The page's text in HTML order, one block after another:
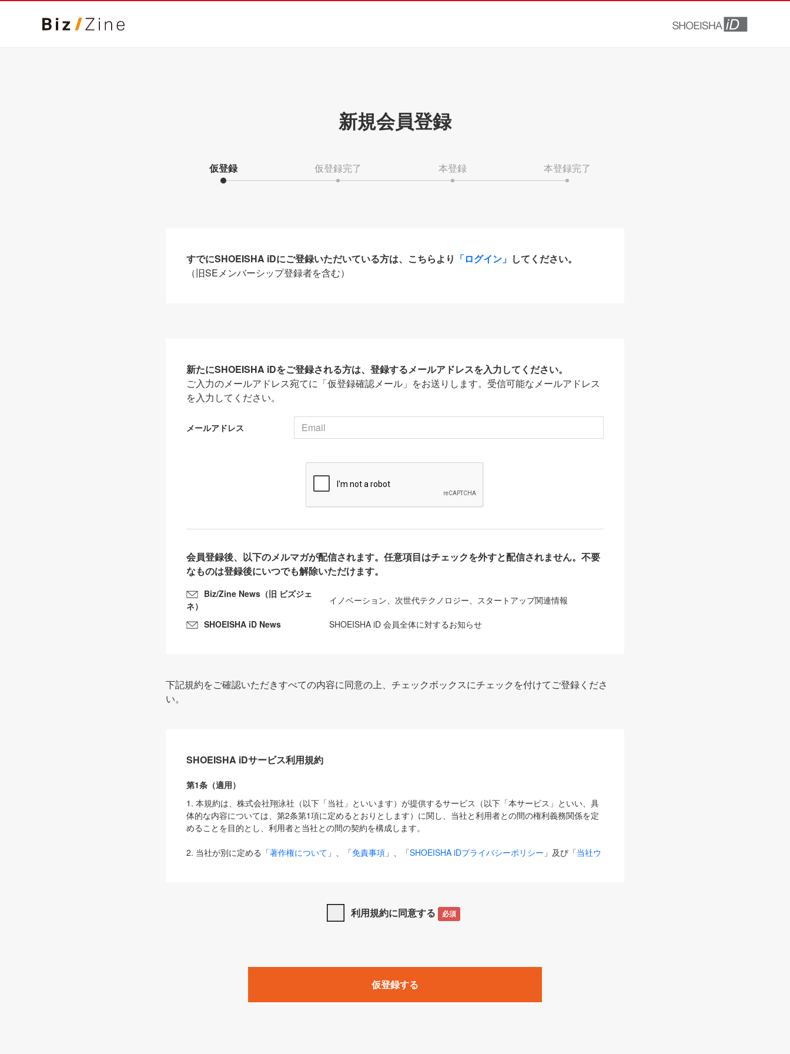
新規会員登録
仮登録 仮登録完了 本登録 本登録完了
すでにSHOEISHA iDにご登録いただいている方は、こちらより 「ログイン」 してください。
（旧SEメンバーシップ登録者を含む）
新たにSHOEISHA iDをご登録される方は、登録するメールアドレスを入力してください。
ご入力のメールアドレス宛てに「仮登録確認メール」をお送りします。受信可能なメールアドレス
を入力してください。
メールアドレス
会員登録後、以下のメルマガが配信されます。任意項目はチェックを外すと配信されません。不要
なものは登録後にいつでも解除いただけます。
Biz/Zine News（旧 ビズジェ
ネ）
イノベーション、次世代テクノロジー、スタートアップ関連情報
SHOEISHA iD News SHOEISHA iD 会員全体に対するお知らせ
下記規約をご確認いただきすべての内容に同意の上、チェックボックスにチェックを付けてご登録くださ
い。
SHOEISHA iDサービス利用規約
第1条（適用）
1. 本規約は、株式会社翔泳社（以下「当社」といいます）が提供するサービス（以下「本サービス」といい、具
体的な内容については、第2条第1項に定めるとおりとします）に関し、当社と利用者との間の権利義務関係を定
めることを目的とし、利用者と当社との間の契約を構成します。
2. 当社が別に定める「著作権について 」、「免責事項 」、「SHOEISHA iDプライバシーポリシー 」及び「当社ウ
は、本規約の規定が優先して適用されるものとします。
1. 「本サービス」とは、当社が提供する以下のサービス（名称や内容が変更された場合、変更後のサービスを含
みます）及びこれらサービスに関連して当社が実施するイベントやキャンペーンをいいます。
「SEBook」「SEShop」「CodeZine」「MarkeZine」「EnterpriseZine」「ECzine」「Biz/Zine」「HRzine」
利用規約に同意する 必須
仮登録する